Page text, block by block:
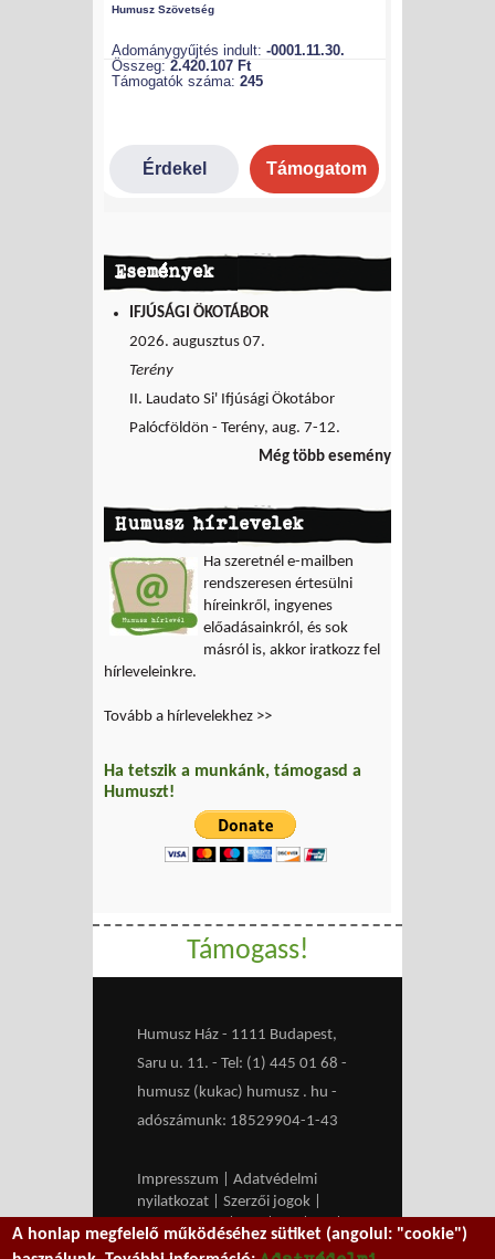
Események
IFJÚSÁGI ÖKOTÁBOR
2026. augusztus 07.
Terény
II. Laudato Si' Ifjúsági Ökotábor
Palócföldön - Terény, aug. 7-12.
Még több esemény
Humusz hírlevelek
Ha szeretnél e-mailben
rendszeresen értesülni
híreinkről, ingyenes
előadásainkról, és sok
másról is, akkor iratkozz fel
hírleveleinkre.
Tovább a hírlevelekhez >>
Ha tetszik a munkánk, támogasd a
Humuszt!
Támogass!
Humusz Ház - 1111 Budapest,
Saru u. 11. - Tel: (1) 445 01 68 -
humusz (kukac) humusz . hu -
adószámunk: 18529904-1-43
Impresszum
Adatvédelmi
nyilatkozat
Szerzői jogok
Médiaajánlat
RSS HU| EN
A honlap megfelelő működéséhez sütiket (angolul: "cookie")